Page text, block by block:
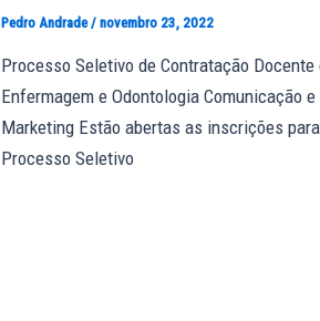
Pedro Andrade/novembro 23, 2022
Processo Seletivo de Contratação Docente
Enfermagem e Odontologia Comunicação e
Marketing Estão abertas as inscrições
Processo Seletivo